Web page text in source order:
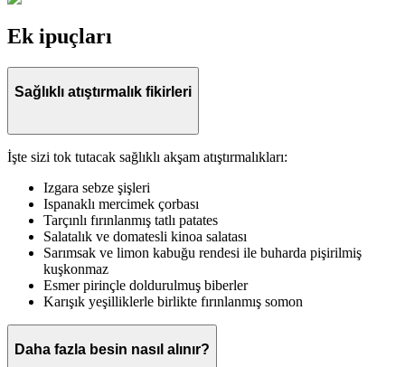
Ek ipuçları
Sağlıklı atıştırmalık fikirleri
İşte sizi tok tutacak sağlıklı akşam atıştırmalıkları:
Izgara sebze şişleri
Ispanaklı mercimek çorbası
Tarçınlı fırınlanmış tatlı patates
Salatalık ve domatesli kinoa salatası
Sarımsak ve limon kabuğu rendesi ile buharda pişirilmiş
kuşkonmaz
Esmer pirinçle doldurulmuş biberler
Karışık yeşilliklerle birlikte fırınlanmış somon
Daha fazla besin nasıl alınır?